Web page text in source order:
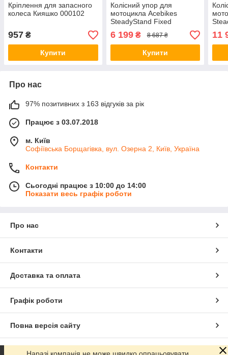
Кріплення для запасного
колеса Кияшко 000102
957 ₴
Купити
Колісний упор для
мотоцикла Acebikes
SteadyStand Fixed
620х210х380 5002-20605
6 199₴ 8 687 ₴
Купити
11
Про нас
97% позитивних з 163 відгуків за рік
Працює з 03.07.2018
м. Київ
Софіївська Борщагівка, вул. Озерна 2, Київ, Україна
Контакти
Сьогодні працює з 10:00 до 14:00
Показати весь графік роботи
Про нас
Контакти
Доставка та оплата
Графік роботи
Повна версія сайту
Сайт створено на маркетплейсіProm.ua